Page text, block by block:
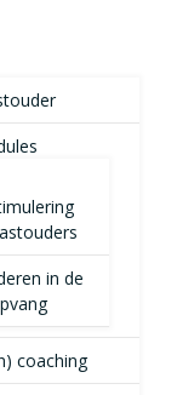
in de
coaching